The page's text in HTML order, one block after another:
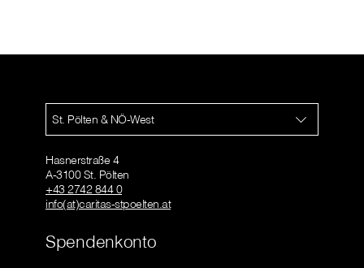
St. Pölten & NÖ-West
Hasnerstraße 4
A-3100 St. Pölten
+43 2742 844 0
info(at)caritas-stpoelten.at
Spendenkonto